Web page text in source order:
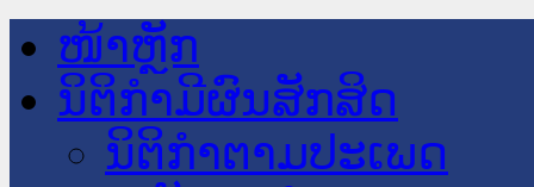
ໜ້າຫຼັກ
ນິຕິກໍາມີຜົນສັກສິດ
ນິຕິກໍາຕາມປະເພດ